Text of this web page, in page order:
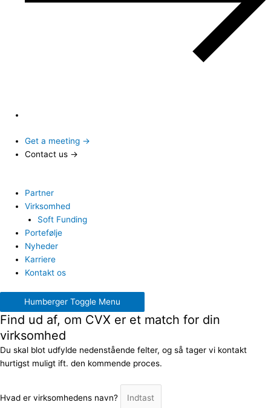
Get a meeting →
Contact us →
Partner
Virksomhed
Soft Funding
Portefølje
Nyheder
Karriere
Kontakt os
Humberger Toggle Menu
Find ud af, om CVX er et match for din
virksomhed
Du skal blot udfylde nedenstående felter, og så tager vi kontakt
hurtigst muligt ift. den kommende proces.
Hvad er virksomhedens navn?